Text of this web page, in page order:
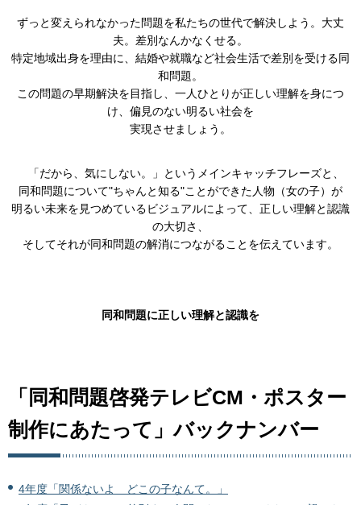
ずっと変えられなかった問題を私たちの世代で解決しよう。大丈
夫。差別なんかなくせる。
特定地域出身を理由に、結婚や就職など社会生活で差別を受ける同
和問題。
この問題の早期解決を目指し、一人ひとりが正しい理解を身につ
け、偏見のない明るい社会を
実現させましょう。
「だから、気にしない。」というメインキャッチフレーズと、
同和問題について"ちゃんと知る"ことができた人物（女の子）が
明るい未来を見つめているビジュアルによって、正しい理解と認識
の大切さ、
そしてそれが同和問題の解消につながることを伝えています。
同和問題に正しい理解と認識を
「同和問題啓発テレビCM・ポスター
制作にあたって」バックナンバー
4年度「関係ないよ どこの子なんて。」